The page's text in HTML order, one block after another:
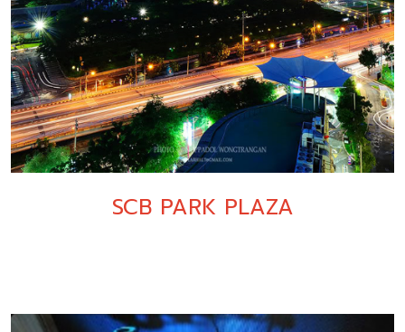
SCB PARK PLAZA